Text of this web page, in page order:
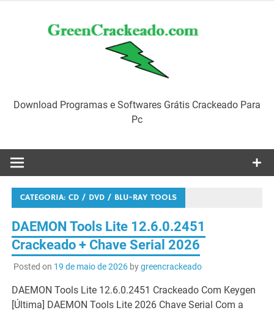
Download Programas e Softwares Grátis Crackeado Para
Pc
CATEGORIA:CD / DVD / BLU-RAY TOOLS
DAEMON Tools Lite 12.6.0.2451
Crackeado + Chave Serial 2026
Posted on 19 de maio de 2026bygreencrackeado
DAEMON Tools Lite 12.6.0.2451 Crackeado Com Keygen
[Última] DAEMON Tools Lite 2026 Chave Serial Com a